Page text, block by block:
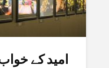
امید کے